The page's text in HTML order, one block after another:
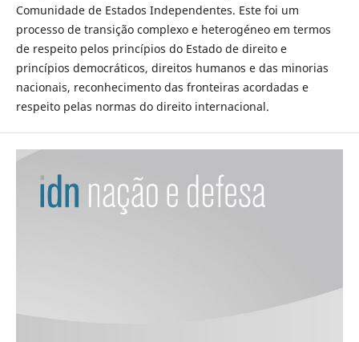
Comunidade de Estados Independentes. Este foi um
processo de transição complexo e heterogéneo em termos
de respeito pelos princípios do Estado de direito e
princípios democráticos, direitos humanos e das minorias
nacionais, reconhecimento das fronteiras acordadas e
respeito pelas normas do direito internacional.